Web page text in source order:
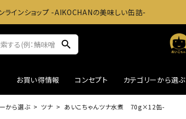
ラインショップ -AIKOCHANの美味しい缶詰-
search
お買い得情報 コンセプト カテゴリーから選ぶ
から選ぶ ツナ あいこちゃんツナ水煮 70g×12缶-